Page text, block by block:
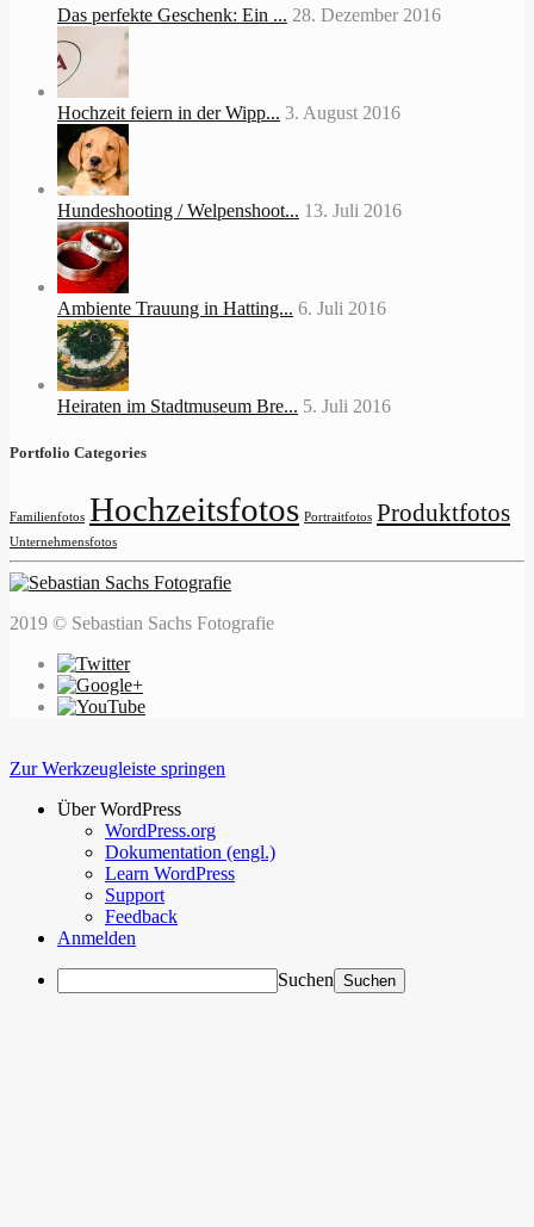
Das perfekte Geschenk: Ein ... 28. Dezember 2016
Hochzeit feiern in der Wipp... 3. August 2016
Hundeshooting / Welpenshoot... 13. Juli 2016
Ambiente Trauung in Hatting... 6. Juli 2016
Heiraten im Stadtmuseum Bre... 5. Juli 2016
Portfolio Categories
Familienfotos Hochzeitsfotos Portraitfotos Produktfotos
Unternehmensfotos
2019 © Sebastian Sachs Fotografie
Zur Werkzeugleiste springen
Über WordPress
WordPress.org
Dokumentation (engl.)
Learn WordPress
Support
Feedback
Anmelden
Suchen